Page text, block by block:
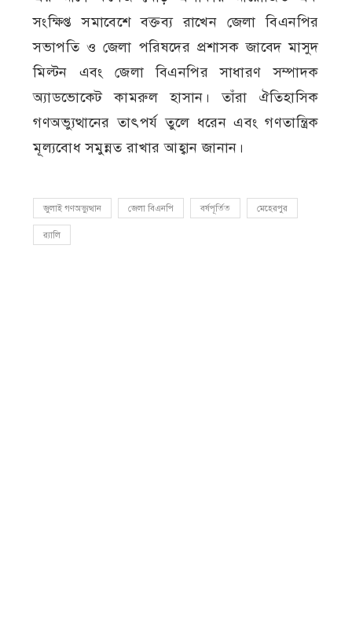
সংক্ষিপ্ত সমাবেশে বক্তব্য রাখেন জেলা বিএনপির
সভাপতি ও জেলা পরিষদের প্রশাসক জাবেদ মাসুদ
মিল্টন এবং জেলা বিএনপির সাধারণ সম্পাদক
অ্যাডভোকেট কামরুল হাসান। তাঁরা ঐতিহাসিক
গণঅভ্যুত্থানের তাৎপর্য তুলে ধরেন এবং গণতান্ত্রিক
মূল্যবোধ সমুন্নত রাখার আহ্বান জানান।
জুলাই গণঅভ্যুত্থান জেলা বিএনপি বর্ষপূর্তিত মেহেরপুর
র‍্যালি